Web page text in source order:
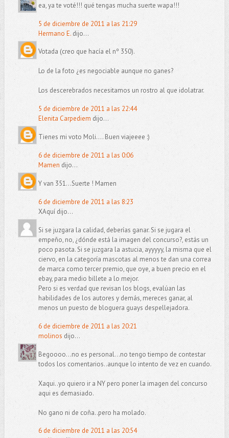
ea, ya te voté!!! qué tengas mucha suerte wapa!!!
5 de diciembre de 2011 a las 21:29
Hermano E.dijo...
Votada (creo que hacía el nº 350).
Lo de la foto ¿es negociable aunque no ganes?
Los descerebrados necesitamos un rostro al que idolatrar.
5 de diciembre de 2011 a las 22:44
Elenita Carpediem dijo...
Tienes mi voto Moli.... Buen viajeeee :)
6 de diciembre de 2011 a las 0:06
Mamen dijo...
Y van 351...Suerte ! Mamen
6 de diciembre de 2011 a las 8:23
XAquí dijo...
Si se juzgara la calidad, deberías ganar. Si se jugara el
empeño, no, ¿dónde está la imagen del concurso?, estás un
poco pasota. Si se juzgara la astucia, ayyyyy, la misma que el
ciervo, en la categoría mascotas al menos te dan una correa
de marca como tercer premio, que oye, a buen precio en el
ebay, para medio billete a lo mejor.
Pero si es verdad que revisan los blogs, evalúan las
habilidades de los autores y demás, mereces ganar, al
menos un puesto de bloguera guays despellejadora.
6 de diciembre de 2011 a las 20:21
molinos dijo...
Begoooo...no es personal...no tengo tiempo de contestar
todos los comentarios..aunque lo intento de vez en cuando.
Xaqui..yo quiero ir a NY pero poner la imagen del concurso
aqui es demasiado.
No gano ni de coña..pero ha molado.
6 de diciembre de 2011 a las 20:54